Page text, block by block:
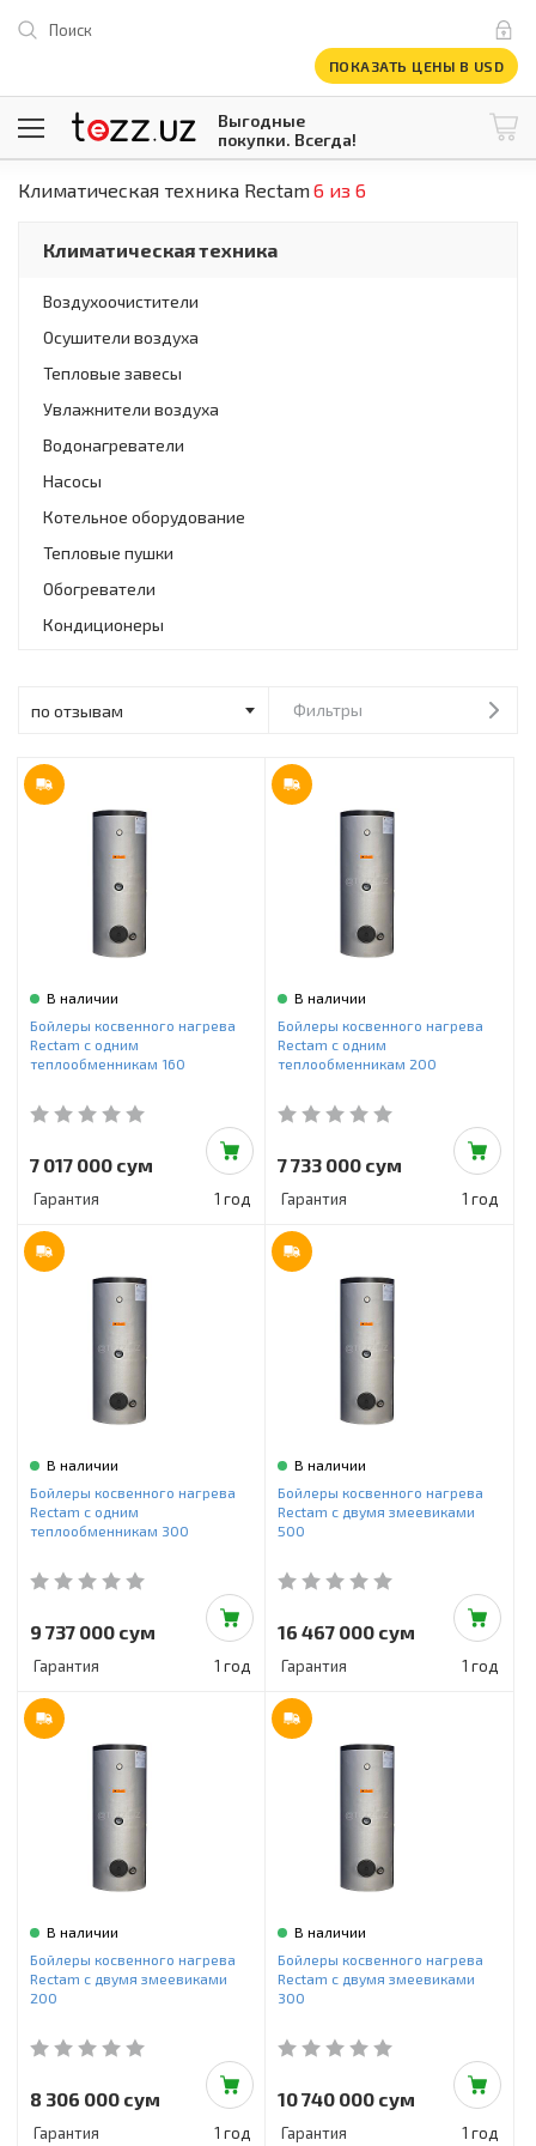
Поиск
ПОКАЗАТЬ ЦЕНЫ В USD
Выгодные
покупки. Всегда!
1 USD = 12 296.16 сум\ @tezzuz
Все категории
Компьютеры и оргтехника
Телевизоры
Климатическая техника
Встраиваемая техника
Инструменты и техника
Товары для дома
Сантехника
Климатическая техника
Встраиваемая техника
Крупнобытовая техника
Мелкая бытовая техника
Климатическая техника Rectam 6 из 6
Климатическая техника
Воздухоочистители
Осушители воздуха
Тепловые завесы
Увлажнители воздуха
Водонагреватели
Насосы
Котельное оборудование
Тепловые пушки
Обогреватели
Кондиционеры
Фильтры
В наличии
Бойлеры косвенного нагрева
Rectam с одним
теплообменникам 160
7 017 000 сум
Гарантия 1 год
В наличии
Бойлеры косвенного нагрева
Rectam с одним
теплообменникам 200
7 733 000 сум
Гарантия 1 год
В наличии
Бойлеры косвенного нагрева
Rectam с одним
теплообменникам 300
9 737 000 сум
Гарантия 1 год
В наличии
Бойлеры косвенного нагрева
Rectam с двумя змеевиками
500
16 467 000 сум
Гарантия 1 год
В наличии
Бойлеры косвенного нагрева
Rectam с двумя змеевиками
200
8 306 000 сум
Гарантия 1 год
В наличии
Бойлеры косвенного нагрева
Rectam с двумя змеевиками
300
10 740 000 сум
Гарантия 1 год